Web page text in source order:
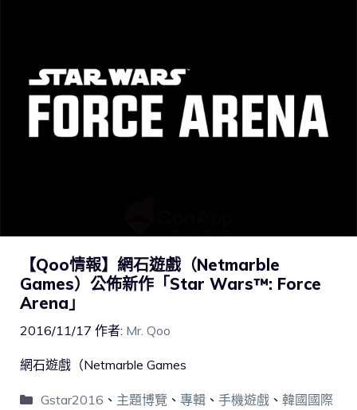
【Qoo情報】網石遊戲（Netmarble
Games）公佈新作「Star Wars™: Force
Arena」
2016/11/17 作者: Mr. Qoo
網石遊戲（Netmarble Games
Gstar2016 、 主題博覽 、 專輯、 手機遊戲、 韓國國際